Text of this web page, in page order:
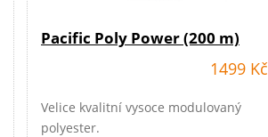
Pacific Poly Power (200 m)
1499 Kč
Velice kvalitní vysoce modulovaný
polyester.